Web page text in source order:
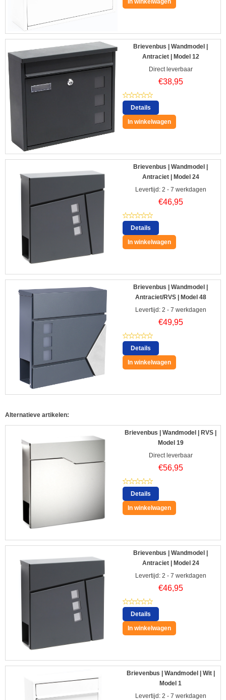
In winkelwagen
Brievenbus | Wandmodel |
Antraciet | Model 12
Direct leverbaar
€38,95
Details
In winkelwagen
Brievenbus | Wandmodel |
Antraciet | Model 24
Levertijd: 2 - 7 werkdagen
€46,95
Details
In winkelwagen
Brievenbus | Wandmodel |
Antraciet/RVS | Model 48
Levertijd: 2 - 7 werkdagen
€49,95
Details
In winkelwagen
Alternatieve artikelen:
Brievenbus | Wandmodel | RVS |
Model 19
Direct leverbaar
€56,95
Details
In winkelwagen
Brievenbus | Wandmodel |
Antraciet | Model 24
Levertijd: 2 - 7 werkdagen
€46,95
Details
In winkelwagen
Brievenbus | Wandmodel | Wit |
Model 1
Levertijd: 2 - 7 werkdagen